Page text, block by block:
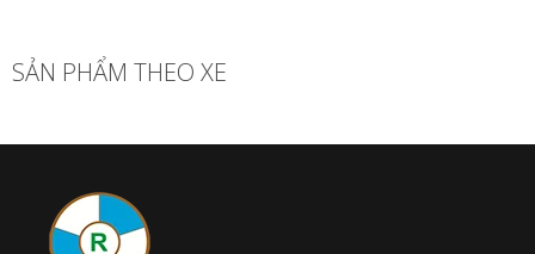
SẢN PHẨM THEO XE